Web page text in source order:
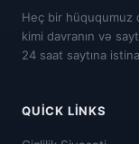
Heç bir hüququmuz
kimi davranın və
24 saat saytına
QUICK LINKS